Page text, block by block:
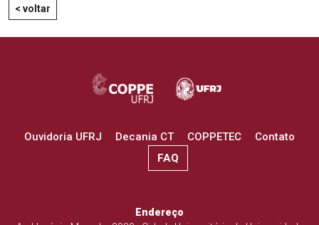
< voltar
Ouvidoria UFRJ Decania CT COPPETEC
Contato
FAQ
Endereço